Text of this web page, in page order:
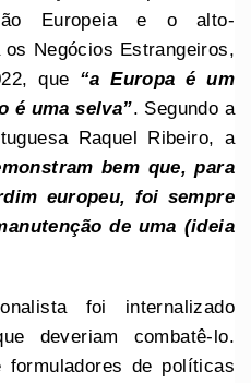
Europeia e o alto-
Negócios Estrangeiros,
que “a Europa é um
é uma selva”. Segundo a
Raquel Ribeiro, a
bem que, para
europeu, foi sempre
de uma (ideia
foi internalizado
deveriam combatê-lo.
formuladores de políticas